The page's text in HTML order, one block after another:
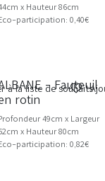
x Hauteur 86cm
participation: 0,40€
- Fauteuil
rotin
49cm x Largeur
x Hauteur 80cm
participation: 0,82€
à la liste de souhaits